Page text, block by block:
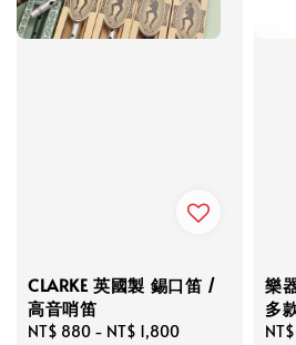
CLARKE 英國製 錫口笛 /
高音哨笛
Regular
NT$ 880 - NT$ 1,800
樂
多
Sale